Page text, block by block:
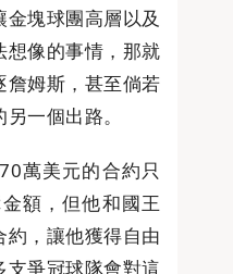
塊球團高層以及
想像的事情，那就
詹姆斯，甚至倘若
一個出路。
萬美元的合約只
額，但他和國王
，讓他獲得自由
支爭冠球隊會對這